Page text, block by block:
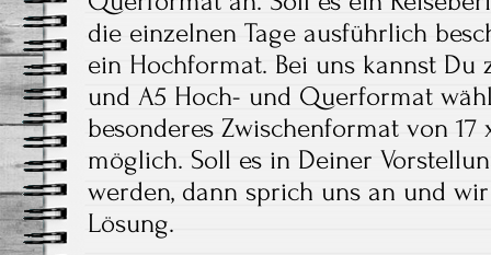
die einzelnen Tage ausführlich
ein Hochformat. Bei uns kannst Du
und A5 Hoch- und Querformat
besonderes Zwischenformat von 17
möglich. Soll es in Deiner
werden, dann sprich uns an und
Lösung.